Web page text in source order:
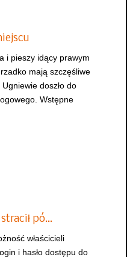
i pieszy idący prawym
mają szczęśliwe
doszło do
Wstępne
pó…
właścicieli
i hasło dostępu do